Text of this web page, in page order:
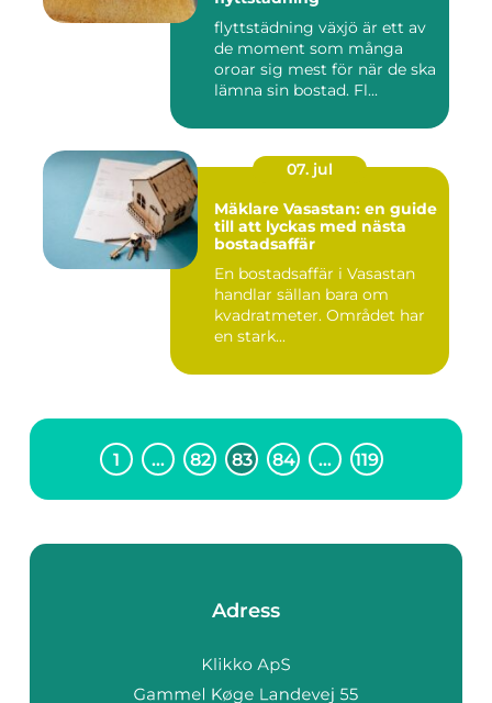
flyttstädning växjö är ett av
de moment som många
oroar sig mest för när de ska
lämna sin bostad. Fl...
07. jul
Mäklare Vasastan: en guide
till att lyckas med nästa
bostadsaffär
En bostadsaffär i Vasastan
handlar sällan bara om
kvadratmeter. Området har
en stark...
1 … 82 83 84 … 119
Adress